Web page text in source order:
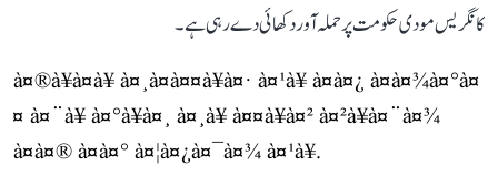
کانگریس مودی حکومت پر حملہ آور دکھائی دے رہی ہے۔
à¤®à¥à¤à¥ à¤¸à¤à¤¤à¥à¤· à¤¹à¥ à¤à¤¿ à¤­à¤¾à¤°à¤
¤ à¤¨à¥ à¤°à¥à¤¸ à¤¸à¥ à¤¤à¥à¤² à¤²à¥à¤¨à¤¾
à¤à¤® à¤à¤° à¤¦à¤¿à¤¯à¤¾ à¤¹à¥.